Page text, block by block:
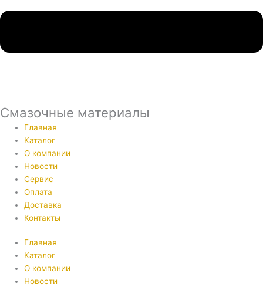
Смазочные материалы
Главная
Каталог
О компании
Новости
Сервис
Оплата
Доставка
Контакты
Главная
Каталог
О компании
Новости